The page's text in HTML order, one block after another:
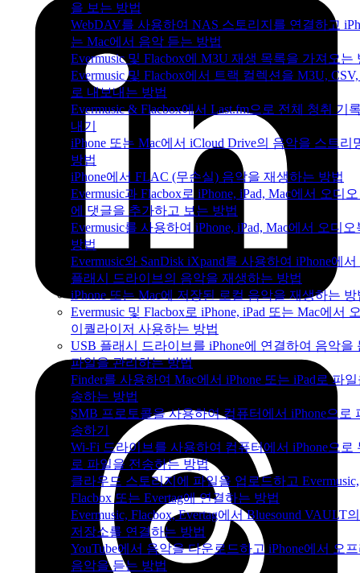
을 보는 방법
WebDAV를 사용하여 NAS 스토리지를 연결하고
는 Mac에서 음악 듣는 방법
Evermusic 및 Flacbox에 M3U 재생 목록을 가져오는
Evermusic 및 Flacbox에서 트랙 컬렉션을 M3U,
로 내보내는 방법
Evermusic & Flacbox에서 Last.fm으로 전체 청취 기
내기
iPhone 또는 Mac에서 iCloud Drive의 음악을 스트리
방법
iPhone에서 FLAC (무손실) 음악을 재생하는 방법
Evermusic과 Flacbox로 iPhone, iPad, Mac에서 오디
에 댓글을 추가하고 보는 방법
Evermusic를 사용하여 iPhone, iPad, Mac에서 오디
방법
Evermusic와 SanDisk iXpand를 사용하여 iPhone에
플래시 드라이브의 음악을 재생하는 방법
iPhone 또는 Mac에 저장된 로컬 음악을 재생하는 방
Evermusic 및 Flacbox로 iPhone, iPad 또는 Mac에서
이퀄라이저 사용하는 방법
USB 플래시 드라이브를 iPhone에 연결하여 음악을
파일을 관리하는 방법
Finder를 사용하여 Mac에서 iPhone 또는 iPad로 파
송하는 방법
SMB 프로토콜을 사용하여 컴퓨터에서 iPhone으로
송하기
Wi-Fi 드라이브를 사용하여 컴퓨터에서 iPhone으로
로 파일을 전송하는 방법
클라우드 스토리지에 파일을 업로드하고 Evermusic,
Flacbox 또는 Evertag에 연결하는 방법
Evermusic, Flacbox, Evertag에서 Bluesound VAULT
저장소를 연결하는 방법
YouTube에서 음악을 다운로드하고 iPhone에서 오
음악을 듣는 방법